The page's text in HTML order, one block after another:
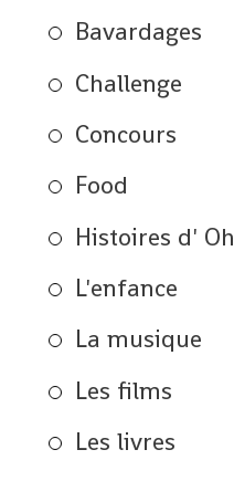
Bavardages
Challenge
Concours
Food
Histoires d' Oh
L'enfance
La musique
Les films
Les livres